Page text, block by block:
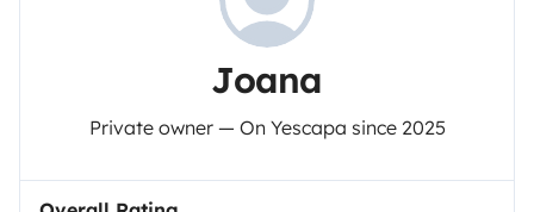
Joana
Private owner — On Yescapa since 2025